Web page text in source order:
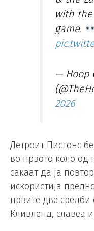
with
game.
— Hoop
2026
Детроит Пистонс
во првото коло од
сакаат да ја
искористија
првите две
Кливленд, славеа